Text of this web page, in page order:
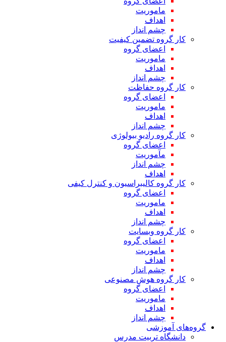
ماموریت
اهداف
چشم انداز
کار گروه تضمین کیفیت
اعضای گروه
ماموریت
اهداف
چشم انداز
کار گروه حفاظت
اعضای گروه
ماموریت
اهداف
چشم انداز
کار گروه رادیو بیولوژی
اعضای گروه
مآموریت
چشم انداز
اهداف
کار گروه کالیبراسیون و کنترل کیفی
اعضای گروه
ماموریت
اهداف
چشم انداز
کار گروه وبسایت
اعضای گروه
ماموریت
اهداف
چشم انداز
کار گروه هوش مصنوعی
اعضای گروه
ماموریت
اهداف
چشم انداز
گروه‌های آموزشی
دانشگاه تربیت مدرس